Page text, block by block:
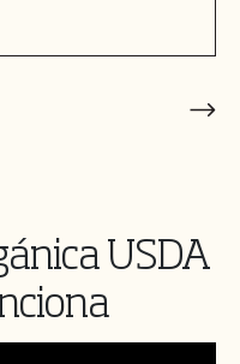
USDA